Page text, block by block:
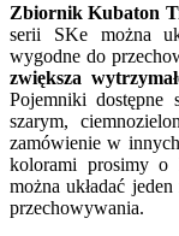
Zbiornik Kubaton
serii SKe można
wygodne do
zwiększa
Pojemniki dostępne
szarym,
zamówienie w
kolorami prosimy o
można układać
przechowywania.